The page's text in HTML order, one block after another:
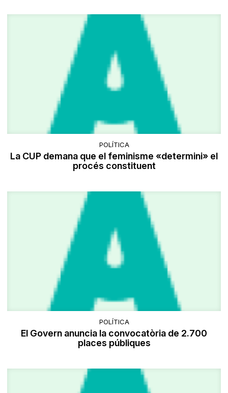
POLÍTICA
La CUP demana que el feminisme «determini» el
procés constituent
POLÍTICA
El Govern anuncia la convocatòria de 2.700
places públiques